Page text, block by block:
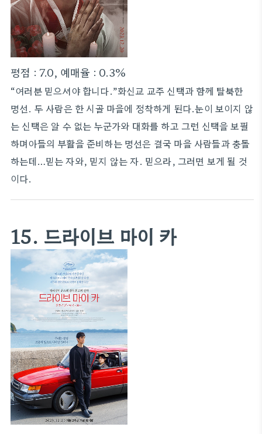
평점 : 7.0, 예매율 : 0.3%
“여러분 믿으셔야 합니다.”화신교 교주 신택과 함께 탈북한
명선. 두 사람은 한 시골 마을에 정착하게 된다.눈이 보이지 않
는 신택은 알 수 없는 누군가와 대화를 하고 그런 신택을 보필
하며아들의 부활을 준비하는 명선은 결국 마을 사람들과 충돌
하는데…믿는 자와, 믿지 않는 자. 믿으라, 그러면 보게 될 것
이다.
15. 드라이브 마이 카